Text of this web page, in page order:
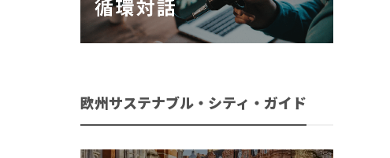
欧州サステナブル・シティ・ガイド